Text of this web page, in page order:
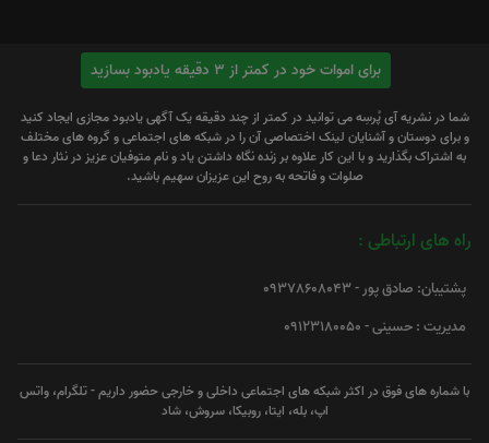
برای اموات خود در کمتر از 3 دقیقه یادبود بسازید
شما در نشریه آی پُرسِه می توانید در کمتر از چند دقیقه یک آگهی یادبود مجازی ایجاد کنید
و برای دوستان و آشنایان لینک اختصاصی آن را در شبکه های اجتماعی و گروه های مختلف
به اشتراک بگذارید و با این کار علاوه بر زنده نگاه داشتن یاد و نام متوفیان عزیز در نثار دعا و
صلوات و فاتحه به روح این عزیزان سهیم باشید.
راه های ارتباطی :
پشتیبان: صادق پور - 09378608043
مدیریت : حسینی - 09123180050
با شماره های فوق در اکثر شبکه های اجتماعی داخلی و خارجی حضور داریم - تلگرام، واتس
اپ، بله، ایتا، روبیکا، سروش، شاد